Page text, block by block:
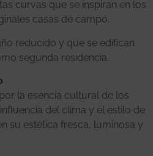
curvas que se inspiran en los
casas de campo.
reducido y que se edifican
segunda residencia.
la esencia cultural de los
del clima y el estilo de
su estética fresca, luminosa y